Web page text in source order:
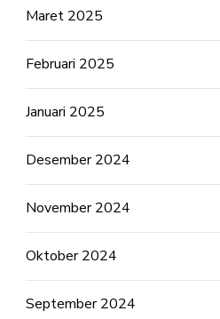
Maret 2025
Februari 2025
Januari 2025
Desember 2024
November 2024
Oktober 2024
September 2024